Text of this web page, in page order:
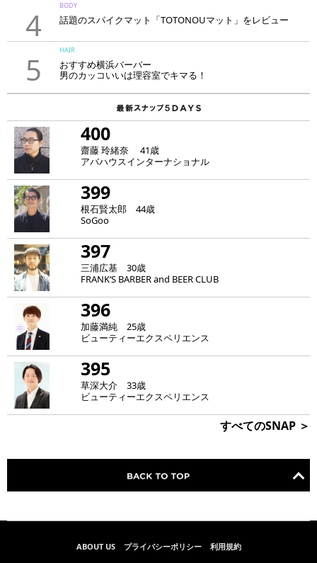
4
BODY
話題のスパイクマット「TOTONOUマット」をレビュー
5
HAIR
おすすめ横浜バーバー
男のカッコいいは理容室でキマる！
400
齋藤 玲緒奈 41歳
アバハウスインターナショナル
399
根石賢太郎 44歳
SoGoo
397
三浦広基 30歳
FRANK‘S BARBER and BEER CLUB
396
加藤満純 25歳
ビューティーエクスペリエンス
395
草深大介 33歳
ビューティーエクスペリエンス
すべてのSNAP ＞
ABOUT US プライバシーポリシー 利用規約